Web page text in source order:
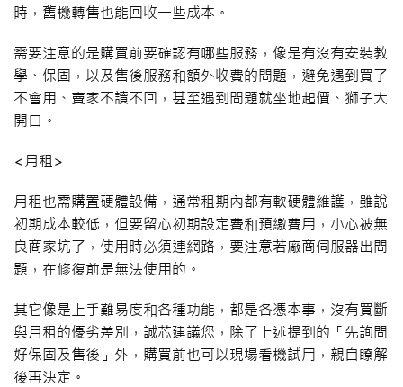
時，舊機轉售也能回收一些成本。
需要注意的是購買前要確認有哪些服務，像是有沒有安裝教
學、保固，以及售後服務和額外收費的問題，避免遇到買了
不會用、賣家不讀不回，甚至遇到問題就坐地起價、獅子大
開口。
<月租>
月租也需購置硬體設備，通常租期內都有軟硬體維護，雖說
初期成本較低，但要留心初期設定費和預繳費用，小心被無
良商家坑了，使用時必須連網路，要注意若廠商伺服器出問
題，在修復前是無法使用的。
其它像是上手難易度和各種功能，都是各憑本事，沒有買斷
與月租的優劣差別，誠芯建議您，除了上述提到的「先詢問
好保固及售後」外，購買前也可以現場看機試用，親自瞭解
後再決定。